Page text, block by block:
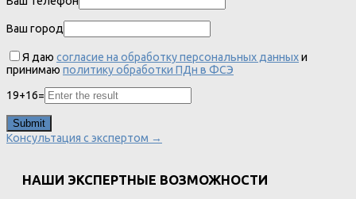
Ваш город
Я даю согласие на обработку персональных данныхи
принимаю политику обработки ПДн в ФСЭ
19+16=
Консультация с экспертом →
НАШИ ЭКСПЕРТНЫЕ ВОЗМОЖНОСТИ